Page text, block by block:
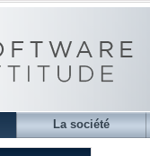
La société